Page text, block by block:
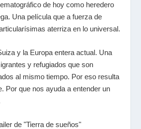
de hoy como heredero
Una película que a fuerza de
aterriza en lo universal.
y la Europa entera actual. Una
y refugiados que son
al mismo tiempo. Por eso resulta
Por que nos ayuda a entender un
de "Tierra de sueños"